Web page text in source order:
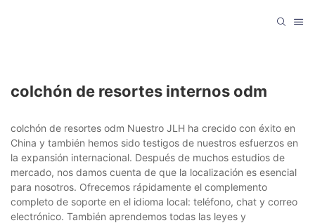
colchón de resortes internos odm
colchón de resortes odm Nuestro JLH ha crecido con éxito en
China y también hemos sido testigos de nuestros esfuerzos en
la expansión internacional. Después de muchos estudios de
mercado, nos damos cuenta de que la localización es esencial
para nosotros. Ofrecemos rápidamente el complemento
completo de soporte en el idioma local: teléfono, chat y correo
electrónico. También aprendemos todas las leyes y